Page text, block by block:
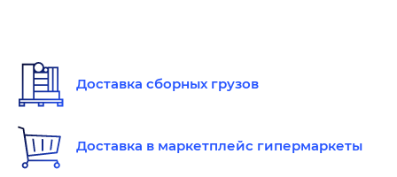
Доставка сборных грузов
Доставка в маркетплейс гипермаркеты